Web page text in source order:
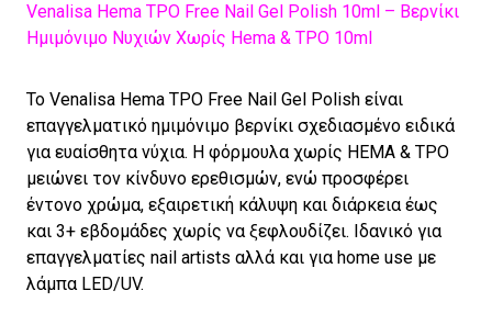
Venalisa Hema TPO Free Nail Gel Polish 10ml – Βερνίκι
Ημιμόνιμο Νυχιών Χωρίς Hema & TPO 10ml
Το Venalisa Hema TPO Free Nail Gel Polish είναι
επαγγελματικό ημιμόνιμο βερνίκι σχεδιασμένο ειδικά
για ευαίσθητα νύχια. Η φόρμουλα χωρίς HEMA & TPO
μειώνει τον κίνδυνο ερεθισμών, ενώ προσφέρει
έντονο χρώμα, εξαιρετική κάλυψη και διάρκεια έως
και 3+ εβδομάδες χωρίς να ξεφλουδίζει. Ιδανικό για
επαγγελματίες nail artists αλλά και για home use με
λάμπα LED/UV.